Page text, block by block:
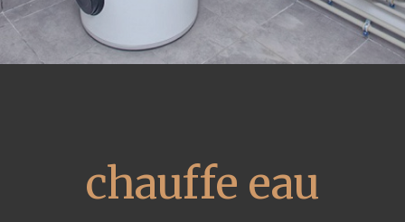
chauffe eau